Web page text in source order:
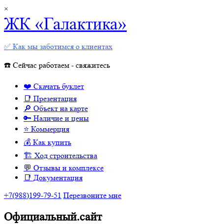
×
ЖК «Галактика»
✅ Как мы заботимся о клиентах
☎️ Сейчас работаем - свяжитесь
❤️ Скачать буклет
📑 Презентация
🔎 Объект на карте
🔑 Наличие и цены
⭐️ Коммерция
💰 Как купить
🏗 Ход строительства
💬 Отзывы и комплексе
📑 Документация
+7(988)199-79-51 Перезвоните мне
Официальный.сайт